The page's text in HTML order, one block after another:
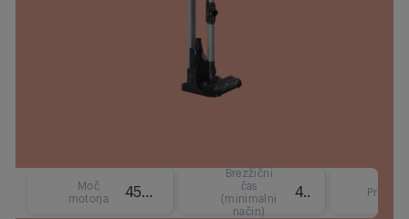
Moč
motorja
450 W
Brezžični
čas
(minimalni
način)
45 min